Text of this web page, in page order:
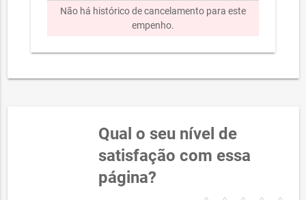
Não há histórico de cancelamento para este
empenho.
Qual o seu nível de
satisfação com essa
página?